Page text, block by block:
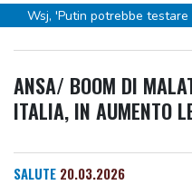
Napoli
26 °C
Wsj, 'Putin potrebbe
limitato'
Usa, Meta dovrà pagare
Fonti saudite, 'oggi firma
ANSA/ BOOM DI
ITALIA, IN AUMENTO
SALUTE 20.03.2026